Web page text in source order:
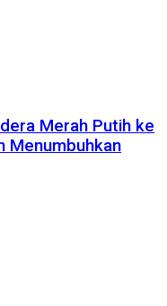
Merah Putih ke
Menumbuhkan